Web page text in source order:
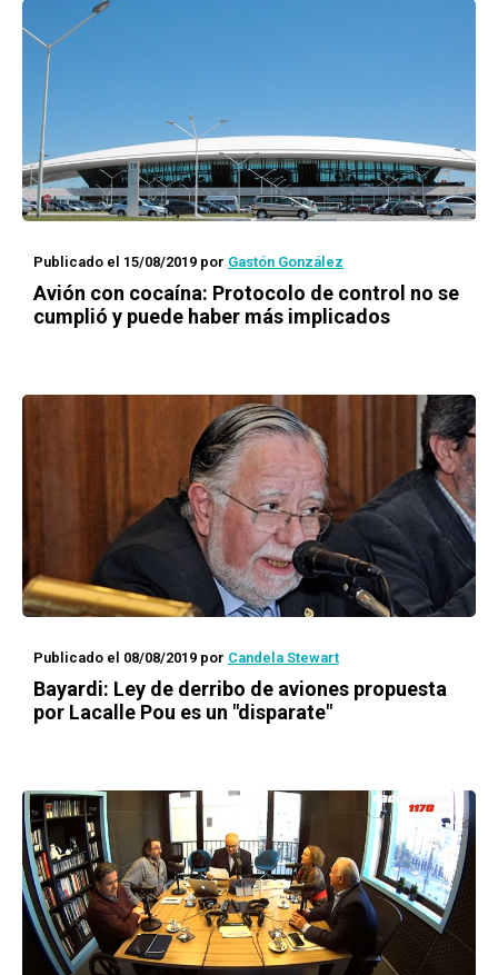
Publicado el 15/08/2019 por Gastón González
Avión con cocaína: Protocolo de control no se
cumplió y puede haber más implicados
Publicado el 08/08/2019 por Candela Stewart
Bayardi: Ley de derribo de aviones propuesta
por Lacalle Pou es un "disparate"